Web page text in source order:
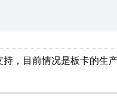
，目前情况是板卡的生